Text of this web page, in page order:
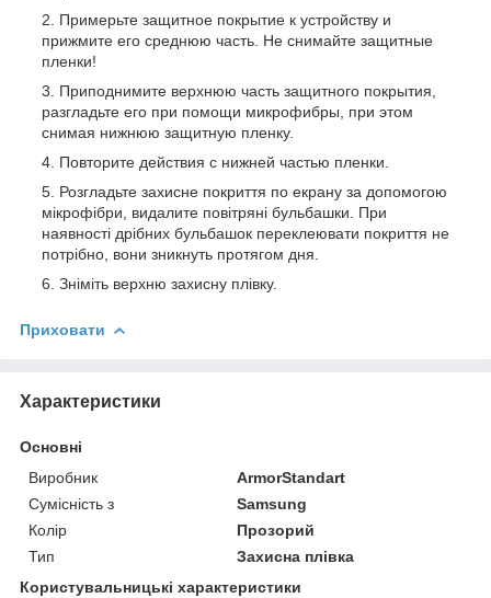
Примерьте защитное покрытие к устройству и
прижмите его среднюю часть. Не снимайте защитные
пленки!
Приподнимите верхнюю часть защитного покрытия,
разгладьте его при помощи микрофибры, при этом
снимая нижнюю защитную пленку.
Повторите действия с нижней частью пленки.
Розгладьте захисне покриття по екрану за допомогою
мікрофібри, видалите повітряні бульбашки. При
наявності дрібних бульбашок переклеювати покриття не
потрібно, вони зникнуть протягом дня.
Зніміть верхню захисну плівку.
Приховати
Характеристики
Основні
Виробник
ArmorStandart
Сумісність з
Samsung
Колір
Прозорий
Тип
Захисна плівка
Користувальницькі характеристики